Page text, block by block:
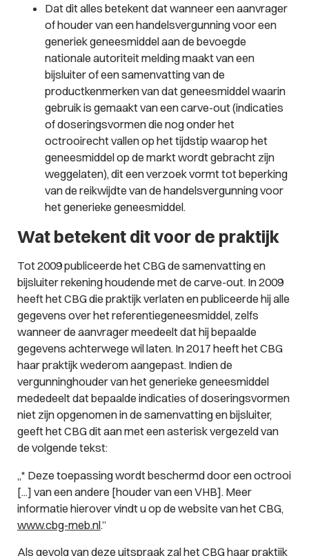
Dat dit alles betekent dat wanneer een aanvrager
of houder van een handelsvergunning voor een
generiek geneesmiddel aan de bevoegde
nationale autoriteit melding maakt van een
bijsluiter of een samenvatting van de
productkenmerken van dat geneesmiddel waarin
gebruik is gemaakt van een carve-out (indicaties
of doseringsvormen die nog onder het
octrooirecht vallen op het tijdstip waarop het
geneesmiddel op de markt wordt gebracht zijn
weggelaten), dit een verzoek vormt tot beperking
van de reikwijdte van de handelsvergunning voor
het generieke geneesmiddel.
Wat betekent dit voor de praktijk
Tot 2009 publiceerde het CBG de samenvatting en
bijsluiter rekening houdende met de carve-out. In 2009
heeft het CBG die praktijk verlaten en publiceerde hij alle
gegevens over het referentiegeneesmiddel, zelfs
wanneer de aanvrager meedeelt dat hij bepaalde
gegevens achterwege wil laten. In 2017 heeft het CBG
haar praktijk wederom aangepast. Indien de
vergunninghouder van het generieke geneesmiddel
mededeelt dat bepaalde indicaties of doseringsvormen
niet zijn opgenomen in de samenvatting en bijsluiter,
geeft het CBG dit aan met een asterisk vergezeld van
de volgende tekst:
„* Deze toepassing wordt beschermd door een octrooi
[...] van een andere [houder van een VHB]. Meer
informatie hierover vindt u op de website van het CBG,
www.cbg-meb.nl.”
Als gevolg van deze uitspraak zal het CBG haar praktijk